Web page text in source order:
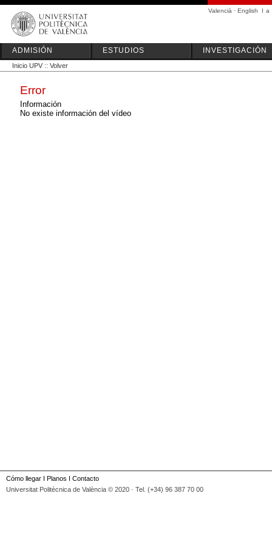
Valencià · English I a
ADMISIÓN ESTUDIOS INVESTIGACIÓN
Inicio UPV :: Volver
Error
Información
No existe información del vídeo
Cómo llegar I Planos I Contacto
Universitat Politècnica de València © 2020 · Tel. (+34) 96 387 70 00